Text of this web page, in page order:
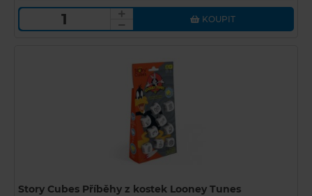
KOUPIT
Story Cubes Příběhy z kostek Looney Tunes